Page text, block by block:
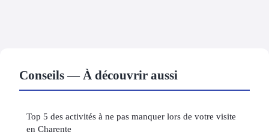
Conseils — À découvrir aussi
Top 5 des activités à ne pas manquer lors de votre visite
en Charente